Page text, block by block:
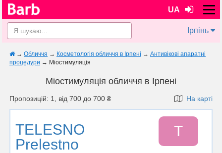
UA
Ірпінь
→ Обличчя → Косметологія обличчя в Ірпені → Антивікові апаратні
процедури → Міостимуляція
Міостимуляція обличчя в Ірпені
Пропозицій: 1, від 700 до 700 ₴ На карті
TELESNO
Prelestno
T